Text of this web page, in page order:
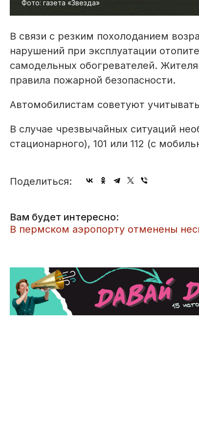
Фото: газета «Звезда»
В связи с резким похолоданием
нарушений при эксплуатации
самодельных обогревателей.
правила пожарной безопасности.
Автомобилистам советуют
В случае чрезвычайных ситуаций
стационарного), 101 или 112 (с
Поделиться:
Вам будет интересно:
​В пермском аэропорту отменены